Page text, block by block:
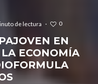
de lectura · 0
EN
ECONOMÍA